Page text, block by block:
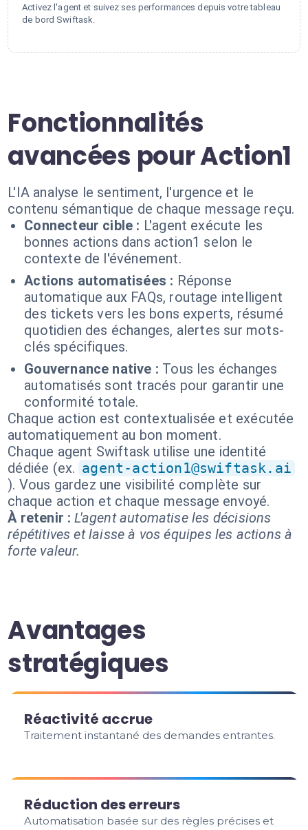
Activez l'agent et suivez ses performances depuis votre tableau
de bord Swiftask.
Fonctionnalités
avancées pour Action1
L'IA analyse le sentiment, l'urgence et le
contenu sémantique de chaque message reçu.
Connecteur cible : L'agent exécute les
bonnes actions dans action1 selon le
contexte de l'événement.
Actions automatisées : Réponse
automatique aux FAQs, routage intelligent
des tickets vers les bons experts, résumé
quotidien des échanges, alertes sur mots-
clés spécifiques.
Gouvernance native : Tous les échanges
automatisés sont tracés pour garantir une
conformité totale.
Chaque action est contextualisée et exécutée
automatiquement au bon moment.
Chaque agent Swiftask utilise une identité
dédiée (ex. agent-action1@swiftask.ai
). Vous gardez une visibilité complète sur
chaque action et chaque message envoyé.
À retenir : L'agent automatise les décisions
répétitives et laisse à vos équipes les actions à
forte valeur.
Avantages
stratégiques
Réactivité accrue
Traitement instantané des demandes entrantes.
Réduction des erreurs
Automatisation basée sur des règles précises et